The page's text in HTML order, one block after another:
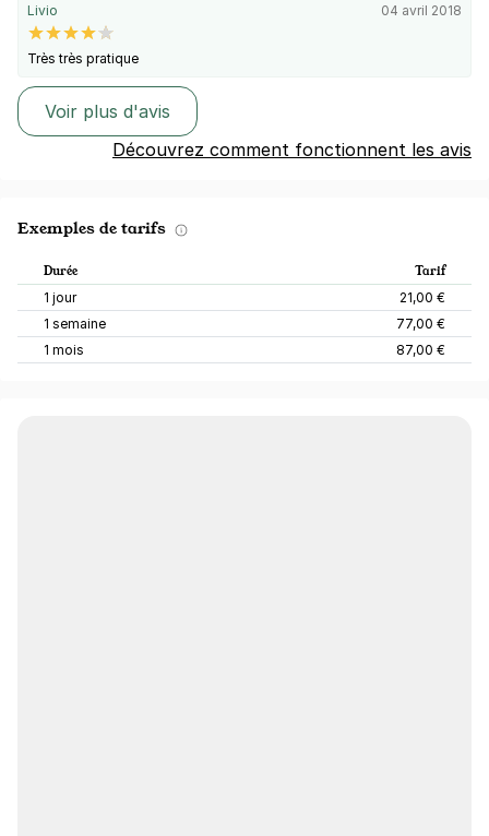
Livio 04 avril 2018
Très très pratique
Voir plus d'avis
Découvrez comment fonctionnent les avis
Exemples de tarifs
Durée Tarif
1 jour
21,00 €
1 semaine
77,00 €
1 mois
87,00 €